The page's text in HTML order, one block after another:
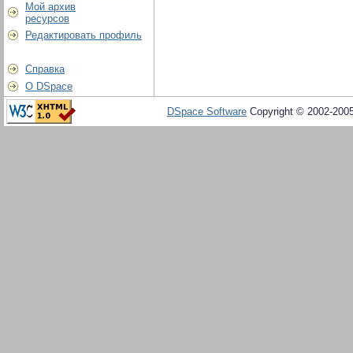
Мой архив
ресурсов
Редактировать профиль
Справка
О DSpace
DSpace Software Copyright © 2002-